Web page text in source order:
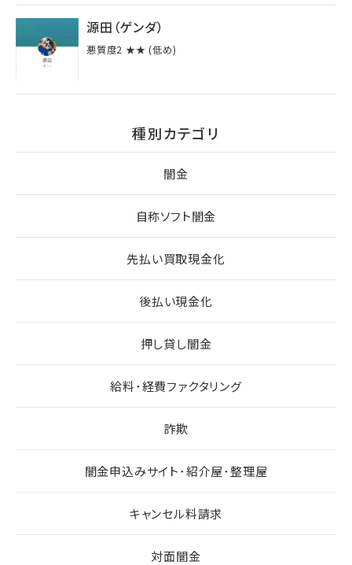
源田（ゲンダ）
悪質度2 ★★ (低め)
種別カテゴリ
闇金
自称ソフト闇金
先払い買取現金化
後払い現金化
押し貸し闇金
給料･経費ファクタリング
詐欺
闇金申込みサイト･紹介屋･整理屋
キャンセル料請求
対面闇金